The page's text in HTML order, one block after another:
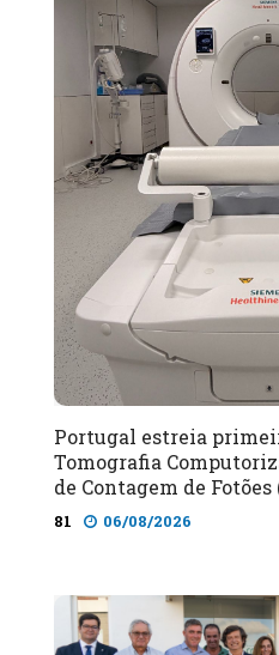
Portugal estreia
Tomografia
de Contagem de
81 06/08/2026